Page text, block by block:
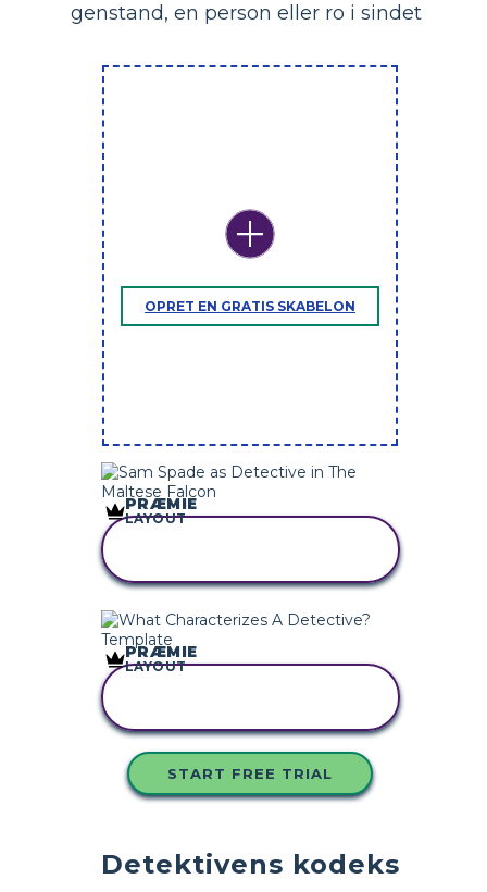
genstand, en person eller ro i sindet
OPRET EN GRATIS SKABELON
PRÆMIE
LAYOUT
PRÆMIE
LAYOUT
START FREE TRIAL
Detektivens kodeks